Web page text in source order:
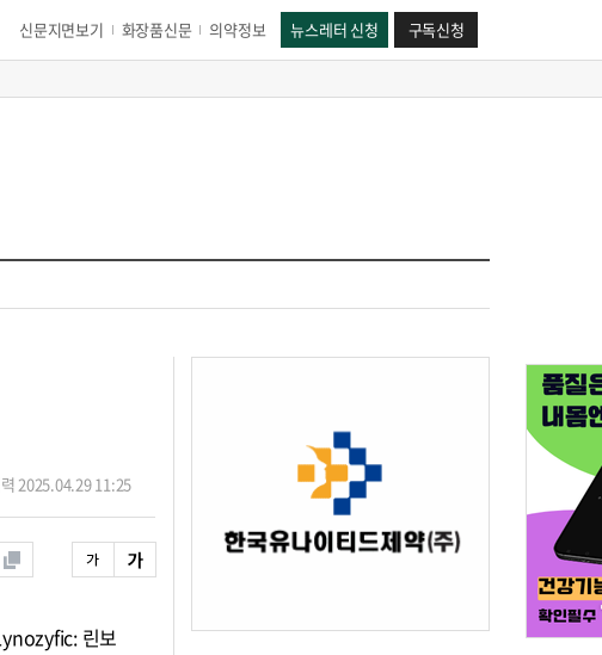
신문지면보기 화장품신문 의약정보 뉴스레터 신청 구독신청
2025.04.29 11:25
린보